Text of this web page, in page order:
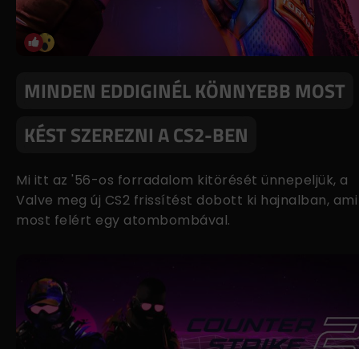
MINDEN EDDIGINÉL KÖNNYEBB MOST
KÉST SZEREZNI A CS2-BEN
Mi itt az '56-os forradalom kitörését ünnepeljük, a
Valve meg új CS2 frissítést dobott ki hajnalban, ami
most felért egy atombombával.